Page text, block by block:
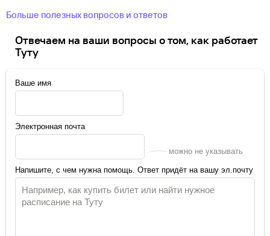
Больше полезных вопросов и ответов
Отвечаем на ваши вопросы о том, как работает
Туту
Ваше имя
Электронная почта
можно не указывать
Напишите, с чем нужна помощь. Ответ придёт на вашу эл.почту